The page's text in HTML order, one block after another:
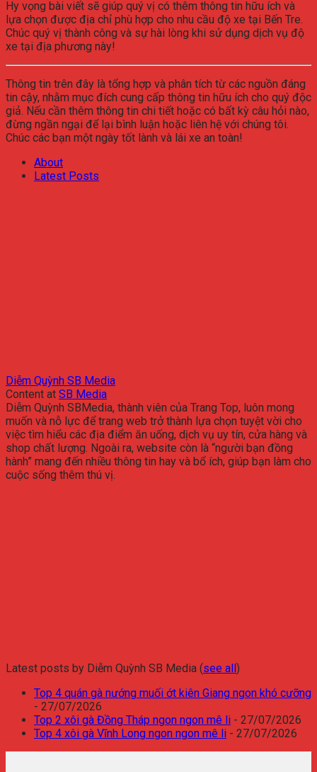
Hy vọng bài viết sẽ giúp quý vị có thêm thông tin hữu ích và
lựa chọn được địa chỉ phù hợp cho nhu cầu độ xe tại Bến Tre.
Chúc quý vị thành công và sự hài lòng khi sử dụng dịch vụ độ
xe tại địa phương này!
Thông tin trên đây là tổng hợp và phân tích từ các nguồn đáng
tin cậy, nhằm mục đích cung cấp thông tin hữu ích cho quý độc
giả. Nếu cần thêm thông tin chi tiết hoặc có bất kỳ câu hỏi nào,
đừng ngần ngại để lại bình luận hoặc liên hệ với chúng tôi.
Chúc các bạn một ngày tốt lành và lái xe an toàn!
About
Latest Posts
Diễm Quỳnh SB Media
Content at SB Media
Diễm Quỳnh SBMedia, thành viên của Trang Top, luôn mong
muốn và nỗ lực để trang web trở thành lựa chọn tuyệt vời cho
việc tìm hiểu các địa điểm ăn uống, dịch vụ uy tín, cửa hàng và
shop chất lượng. Ngoài ra, website còn là “người bạn đồng
hành” mang đến nhiều thông tin hay và bổ ích, giúp bạn làm cho
cuộc sống thêm thú vị.
Latest posts by Diễm Quỳnh SB Media (see all)
Top 4 quán gà nướng muối ớt kiên Giang ngon khó cưỡng
- 27/07/2026
Top 2 xôi gà Đồng Tháp ngon ngon mê li - 27/07/2026
Top 4 xôi gà Vĩnh Long ngon ngon mê li - 27/07/2026